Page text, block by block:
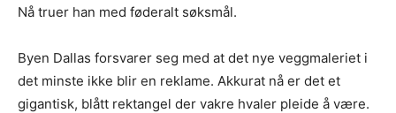
Nå truer han med føderalt søksmål.
Byen Dallas forsvarer seg med at det nye veggmaleriet i
det minste ikke blir en reklame. Akkurat nå er det et
gigantisk, blått rektangel der vakre hvaler pleide å være.